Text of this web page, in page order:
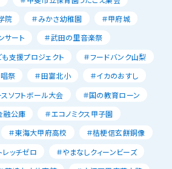
院
＃みかさ幼稚園
＃甲府城
サート
＃武田の里音楽祭
支援プロジェクト
＃フードバンク山梨
祭
＃田富北小
＃イカのおすし
ソフトボール大会
＃国の教育ローン
融公庫
＃エコノミクス甲子園
＃東海大甲府高校
＃桔梗信玄餅銅像
レッチゼロ
＃やまなしクィーンビーズ